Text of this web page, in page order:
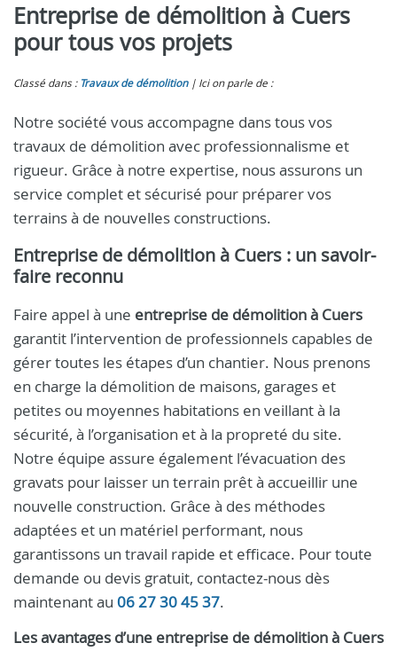
Entreprise de démolition à Cuers
pour tous vos projets
Classé dans : Travaux de démolition Ici on parle de :
Notre société vous accompagne dans tous vos
travaux de démolition avec professionnalisme et
rigueur. Grâce à notre expertise, nous assurons un
service complet et sécurisé pour préparer vos
terrains à de nouvelles constructions.
Entreprise de démolition à Cuers : un savoir-
faire reconnu
Faire appel à une entreprise de démolition à Cuers
garantit l’intervention de professionnels capables de
gérer toutes les étapes d’un chantier. Nous prenons
en charge la démolition de maisons, garages et
petites ou moyennes habitations en veillant à la
sécurité, à l’organisation et à la propreté du site.
Notre équipe assure également l’évacuation des
gravats pour laisser un terrain prêt à accueillir une
nouvelle construction. Grâce à des méthodes
adaptées et un matériel performant, nous
garantissons un travail rapide et efficace. Pour toute
demande ou devis gratuit, contactez-nous dès
maintenant au 06 27 30 45 37.
Les avantages d’une entreprise de démolition à Cuers